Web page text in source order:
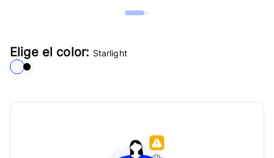
Elige el color: Starlight